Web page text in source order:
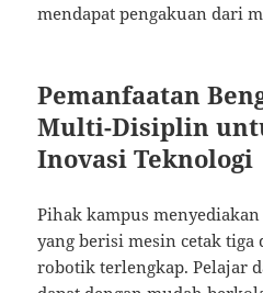
mendapat pengakuan dari
Pemanfaatan
Multi-Disiplin
Inovasi Teknologi
Pihak kampus
yang berisi mesin cetak tiga
robotik terlengkap. Pelajar